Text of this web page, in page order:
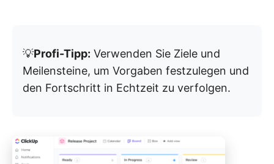
💡Profi-Tipp: Verwenden Sie Ziele und
Meilensteine, um Vorgaben festzulegen und
den Fortschritt in Echtzeit zu verfolgen.